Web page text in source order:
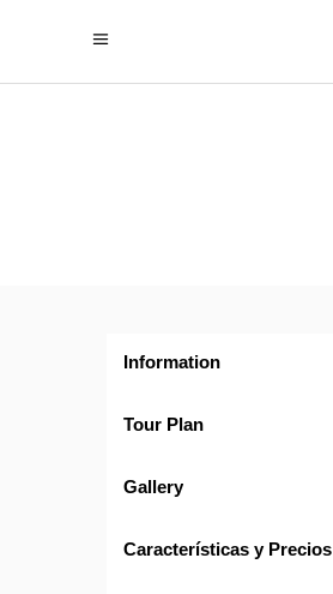
Information
Tour Plan
Gallery
Características y Precios